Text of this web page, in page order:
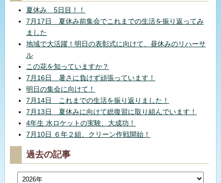
夏休み 5日目！！
7月17日 夏休み前集会でこれまでの生活を振り返ってみ
ました
地域で大活躍！明日の表彰式に向けて、昼休みのリハーサ
ル
この花を知っていますか？
7月16日 暑さに負けず頑張っています！
明日の集会に向けて！
7月14日 これまでの生活を振り返りました！
7月13日 夏休みに向けて総復習に取り組んでいます！
4年生 水ロケットの実験、大成功！
7月10日 ６年２組、クリーン作戦開始！
過去の記事